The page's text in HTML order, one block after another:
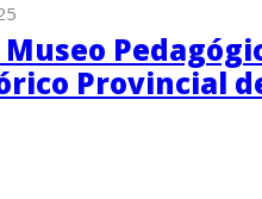
Provincial